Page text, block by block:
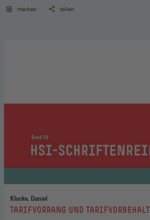
merken teilen
Klocke, Daniel
:
TARIFVORRANG UND TARIFVORBEHALT